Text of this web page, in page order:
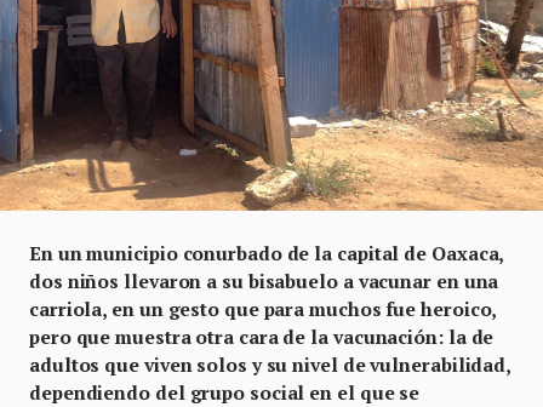
En un municipio conurbado de la capital de Oaxaca,
dos niños llevaron a su bisabuelo a vacunar en una
carriola, en un gesto que para muchos fue heroico,
pero que muestra otra cara de la vacunación: la de
adultos que viven solos y su nivel de vulnerabilidad,
dependiendo del grupo social en el que se